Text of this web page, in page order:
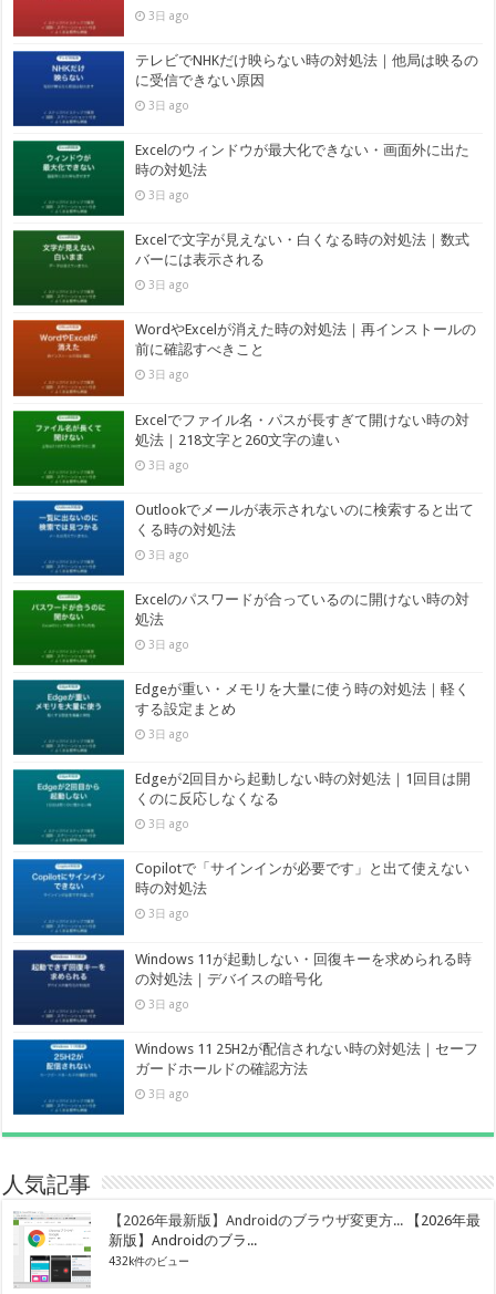
3日 ago
テレビでNHKだけ映らない時の対処法｜他局は映るの
に受信できない原因
3日 ago
Excelのウィンドウが最大化できない・画面外に出た
時の対処法
3日 ago
Excelで文字が見えない・白くなる時の対処法｜数式
バーには表示される
3日 ago
WordやExcelが消えた時の対処法｜再インストールの
前に確認すべきこと
3日 ago
Excelでファイル名・パスが長すぎて開けない時の対
処法｜218文字と260文字の違い
3日 ago
Outlookでメールが表示されないのに検索すると出て
くる時の対処法
3日 ago
Excelのパスワードが合っているのに開けない時の対
処法
3日 ago
Edgeが重い・メモリを大量に使う時の対処法｜軽く
する設定まとめ
3日 ago
Edgeが2回目から起動しない時の対処法｜1回目は開
くのに反応しなくなる
3日 ago
Copilotで「サインインが必要です」と出て使えない
時の対処法
3日 ago
Windows 11が起動しない・回復キーを求められる時
の対処法｜デバイスの暗号化
3日 ago
Windows 11 25H2が配信されない時の対処法｜セーフ
ガードホールドの確認方法
3日 ago
人気記事
【2026年最新版】Androidのブラウザ変更方...
【2026年最
新版】Androidのブラ...
432k件のビュー